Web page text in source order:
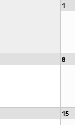
1
8
15